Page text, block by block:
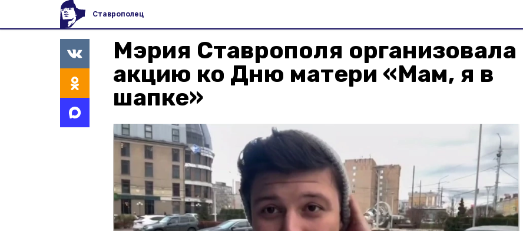
Ставрополец
Мэрия Ставрополя организовала
акцию ко Дню матери «Мам, я в
шапке»